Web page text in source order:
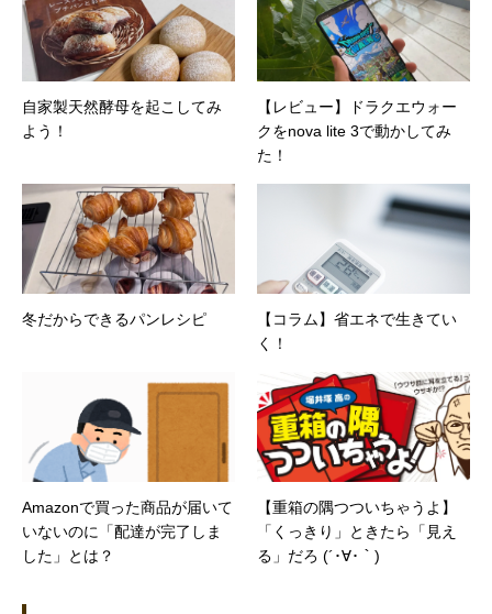
自家製天然酵母を起こしてみ
よう！
【レビュー】ドラクエウォー
クをnova lite 3で動かしてみ
た！
冬だからできるパンレシピ
【コラム】省エネで生きてい
く！
Amazonで買った商品が届いて
いないのに「配達が完了しま
した」とは？
【重箱の隅つついちゃうよ】
「くっきり」ときたら「見え
る」だろ (´･∀･｀)